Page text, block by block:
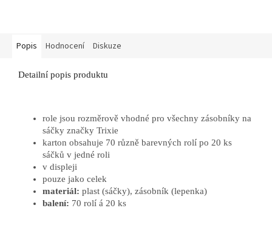
Popis Hodnocení Diskuze
Detailní popis produktu
role jsou rozměrově vhodné pro všechny zásobníky na
sáčky značky Trixie
karton obsahuje 70 různě barevných rolí po 20 ks
sáčků v jedné roli
v displeji
pouze jako celek
materiál: plast (sáčky), zásobník (lepenka)
balení: 70 rolí á 20 ks